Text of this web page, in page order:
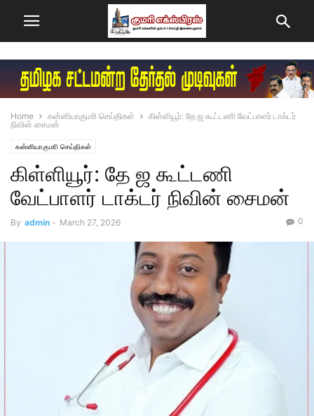
Home கன்னியாகுமரி செய்திகள்
கிள்ளியூர்: தே ஜ கூட்டணி வேட்பாளர் டாக்டர்
நிவின் சைமன்
கன்னியாகுமரி செய்திகள்
கிள்ளியூர்: தே ஜ கூட்டணி
வேட்பாளர் டாக்டர் நிவின் சைமன்
By admin - March 27, 2026 0